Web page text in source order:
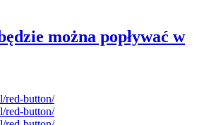
można popływać w